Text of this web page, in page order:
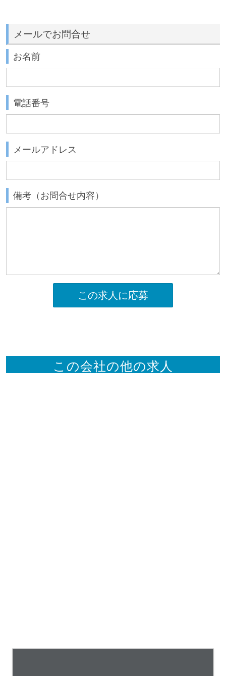
メールでお問合せ
お名前
電話番号
メールアドレス
備考（お問合せ内容）
この求人に応募
この会社の他の求人